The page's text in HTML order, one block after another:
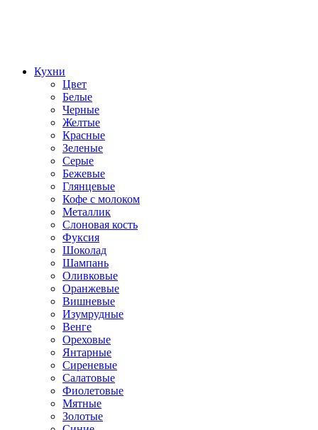
Кухни
Цвет
Белые
Черные
Желтые
Красные
Зеленые
Серые
Бежевые
Глянцевые
Кофе с молоком
Металлик
Слоновая кость
Фуксия
Шоколад
Шампань
Оливковые
Оранжевые
Вишневые
Изумрудные
Венге
Ореховые
Янтарные
Сиреневые
Салатовые
Фиолетовые
Мятные
Золотые